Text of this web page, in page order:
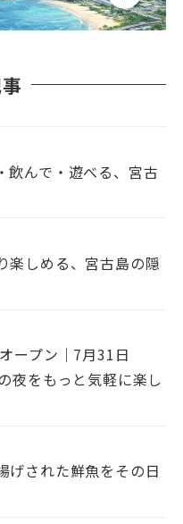
飲んで・遊べる、宮古
楽しめる、宮古島の隠
ープン｜7月31日
夜をもっと気軽に楽し
げされた鮮魚をその日